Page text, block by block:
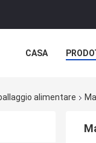
CASA
alimentare